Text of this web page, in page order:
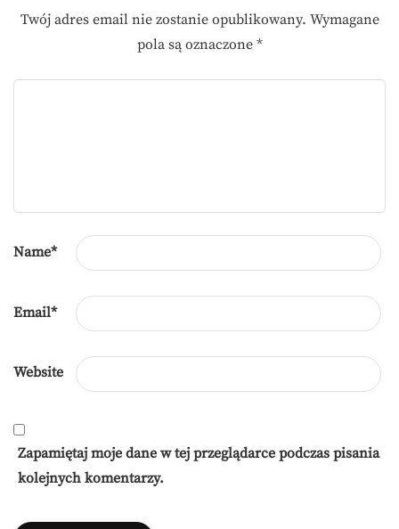
Twój adres email nie zostanie opublikowany. Wymagane
pola są oznaczone *
Name*
Email*
Website
Zapamiętaj moje dane w tej przeglądarce podczas pisania
kolejnych komentarzy.